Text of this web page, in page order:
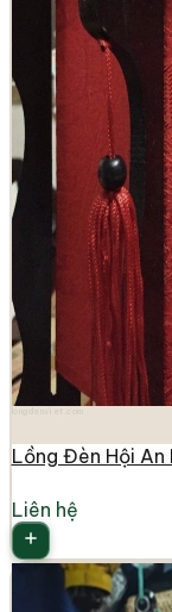
Lồng Đèn Hội An
Liên hệ